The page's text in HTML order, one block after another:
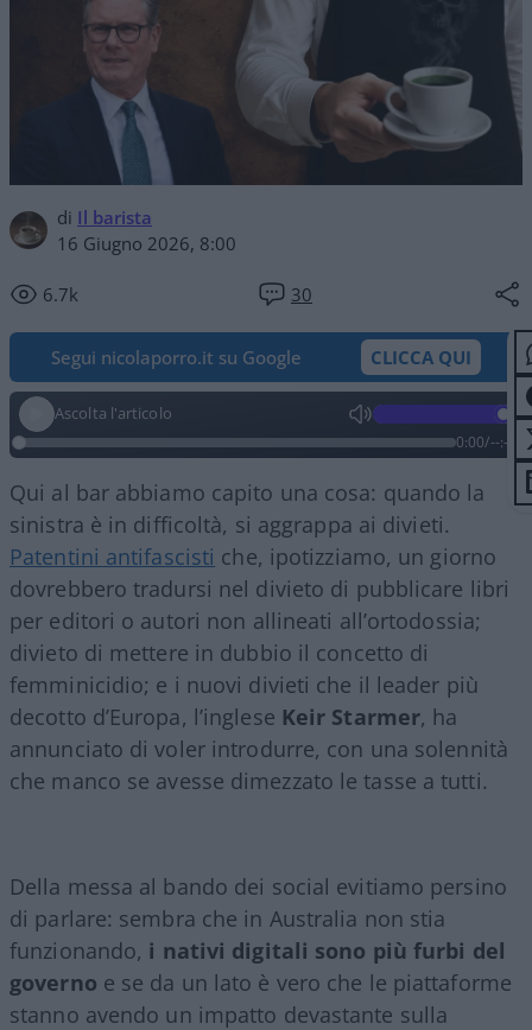
di Il barista
16 Giugno 2026, 8:00
6.7k 30
Segui nicolaporro.it su Google CLICCA QUI
Ascolta l'articolo
0:00/--:--
Qui al bar abbiamo capito una cosa: quando la
sinistra è in difficoltà, si aggrappa ai divieti.
Patentini antifascisti che, ipotizziamo, un giorno
dovrebbero tradursi nel divieto di pubblicare libri
per editori o autori non allineati all’ortodossia;
divieto di mettere in dubbio il concetto di
femminicidio; e i nuovi divieti che il leader più
decotto d’Europa, l’inglese Keir Starmer, ha
annunciato di voler introdurre, con una solennità
che manco se avesse dimezzato le tasse a tutti.
Della messa al bando dei social evitiamo persino
di parlare: sembra che in Australia non stia
funzionando, i nativi digitali sono più furbi del
governo e se da un lato è vero che le piattaforme
stanno avendo un impatto devastante sulla